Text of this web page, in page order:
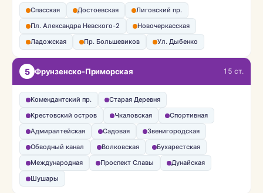
Спасская Достоевская
Лиговский пр.
Пл. Александра Невского-2
Новочеркасская
Ладожская
Пр. Большевиков Ул. Дыбенко
5 Фрунзенско-Приморская 15 ст.
Комендантский пр.
Старая Деревня
Крестовский остров
Чкаловская
Спортивная
Адмиралтейская
Садовая
Звенигородская
Обводный канал
Волковская
Бухарестская
Международная
Проспект Славы
Дунайская
Шушары